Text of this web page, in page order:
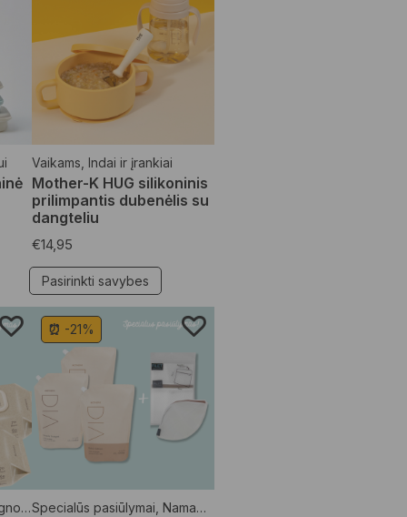
Vaikams Indai ir įrankiai
Mother-K HUG silikoninis
prilimpantis dubenėlis su
dangteliu
€14,95
Pasirinkti savybes
,Specialūs pasiūlymai
⏰ -21%
Specialūs pasiūlymai Namams